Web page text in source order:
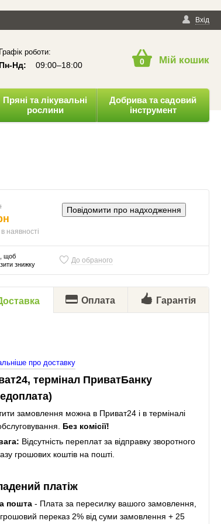
Вхід
Графік роботи:
Пн-Нд: 09:00–18:00 0 Мій кошик
Пряні та лікувальні
рослини
Добрива та садовий
інструмент
наявності
Повідомити про надходження
, щоб
знижку
До обраного
Оплата Гарантія
про доставку
термінал ПриватБанку
замовлення можна в Приват24 і в терміналі
Без комісії!
Відсутність переплат за відправку зворотного
грошових коштів на пошті.
платіж
пошта- Плата за пересилку вашого замовлення,
переказ 2% від суми замовлення + 25